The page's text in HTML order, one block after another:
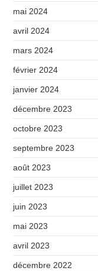
mai 2024
avril 2024
mars 2024
février 2024
janvier 2024
décembre 2023
octobre 2023
septembre 2023
août 2023
juillet 2023
juin 2023
mai 2023
avril 2023
décembre 2022